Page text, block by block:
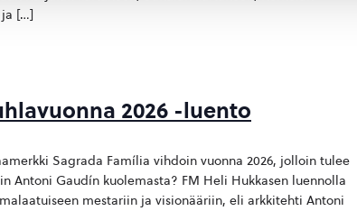
[…]
2026 -luento
Sagrada Família vihdoin vuonna 2026, jolloin tulee
Antoni Gaudín kuolemasta? FM Heli Hukkasen luennolla
mestariin ja visionääriin, eli arkkitehti Antoni